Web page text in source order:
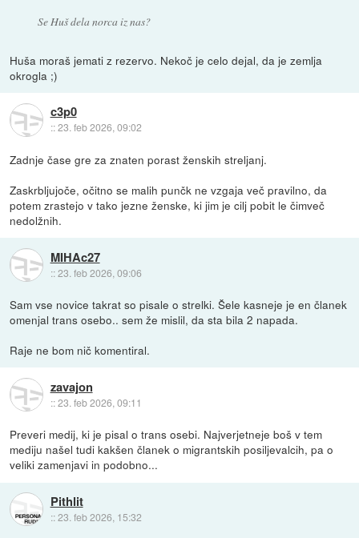
Se Huš dela norca iz nas?
Huša moraš jemati z rezervo. Nekoč je celo dejal, da je zemlja
okrogla ;)
c3p0
::23. feb 2026, 09:02
Zadnje čase gre za znaten porast ženskih streljanj.
Zaskrbljujoče, očitno se malih punčk ne vzgaja več pravilno, da
potem zrastejo v tako jezne ženske, ki jim je cilj pobit le čimveč
nedolžnih.
MIHAc27
::23. feb 2026, 09:06
Sam vse novice takrat so pisale o strelki. Šele kasneje je en članek
omenjal trans osebo.. sem že mislil, da sta bila 2 napada.
Raje ne bom nič komentiral.
zavajon
::23. feb 2026, 09:11
Preveri medij, ki je pisal o trans osebi. Najverjetneje boš v tem
mediju našel tudi kakšen članek o migrantskih posiljevalcih, pa o
veliki zamenjavi in podobno...
Pithlit
::23. feb 2026, 15:32